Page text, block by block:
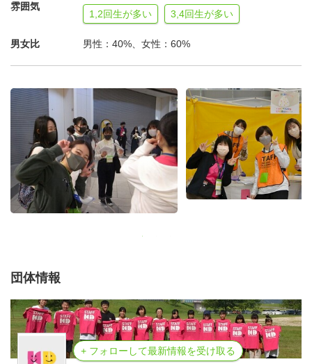
めての参加でも安心です。
＊写真は過去（コロナウイルス流行前）のものです。現在
は感染症対策を取り入れた上で開催を行なっています
雰囲気
1,2回生が多い 3,4回生が多い
男女比 男性：40%、女性：60%
団体情報
+ フォローして最新情報を受け取る